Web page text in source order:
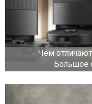
Чем
Большое